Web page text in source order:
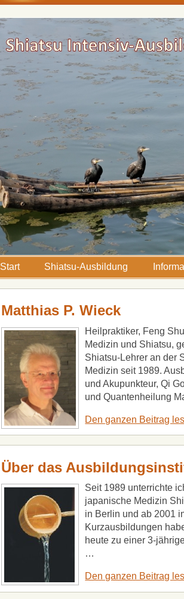
Start Shiatsu-Ausbildung
Matthias P. Wieck
Heilpraktiker, Feng
Medizin und Shiatsu,
Shiatsu-Lehrer an der
Medizin seit 1989.
und Akupunkteur, Qi
und Quantenheilung
Den ganzen Beitrag
Über das
Seit 1989 unterrichte
japanische Medizin
in Berlin und ab 2001
Kurzausbildungen
heute zu einer 3-
…
Den ganzen Beitrag